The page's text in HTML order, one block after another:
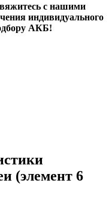
с нашими
индивидуального
АКБ!
(элемент 6